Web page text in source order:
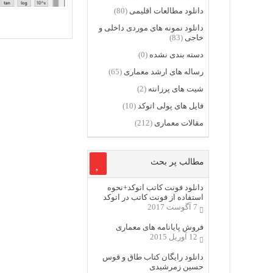
دانلود مطالعات اقلیمی (80)
دانلود نمونه های موردی داخلی و
خاجی (83)
دسته بندی نشده (0)
رساله های ارشد معماری (65)
شیت های پرزانته (2)
فایل های پولی اتوکد (10)
مقالات معماری (212)
مطالب پر بحث
دانلود فونت کاتب اتوکد+نحوه
استفاده از فونت کاتب در اتوکد
7 آگوست 2017
فروش پایانامه های معماری
12 آوریل 2015
دانلود رایگان کتاب طاق و قوس
حسین زمرشیدی